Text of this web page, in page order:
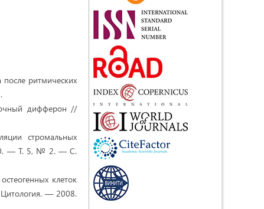
после ритмических
дифферон //
стромальных
— Т. 5, № 2. — С.
клеток
Цитология. — 2008.